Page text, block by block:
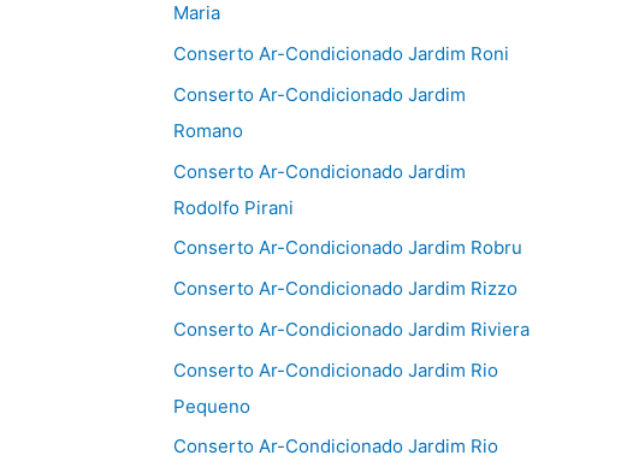
Maria
Conserto Ar-Condicionado Jardim Roni
Conserto Ar-Condicionado Jardim
Romano
Conserto Ar-Condicionado Jardim
Rodolfo Pirani
Conserto Ar-Condicionado Jardim Robru
Conserto Ar-Condicionado Jardim Rizzo
Conserto Ar-Condicionado Jardim Riviera
Conserto Ar-Condicionado Jardim Rio
Pequeno
Conserto Ar-Condicionado Jardim Rio